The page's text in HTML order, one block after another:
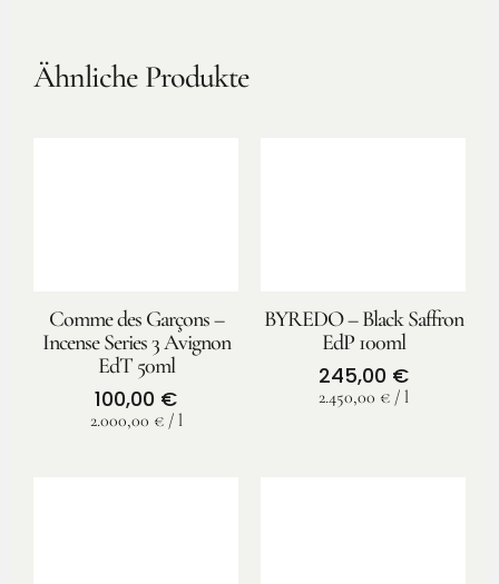
Ähnliche Produkte
Comme des Garçons –
Incense Series 3 Avignon
EdT 50ml
100,00 €
2.000,00 €/ l
BYREDO – Black Saffron
EdP 100ml
245,00 €
2.450,00 €/ l